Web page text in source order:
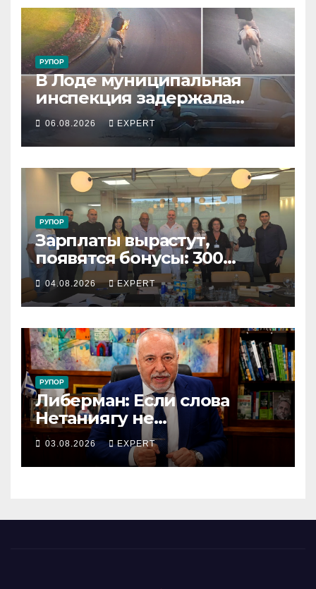
РУПОР
В Лоде муниципальная
инспекция задержала
подростка, устроившего
опасную скачку на лошади
по улицам города
06.08.2026 EXPERT
РУПОР
Зарплаты вырастут,
появятся бонусы: 300
сотрудников «Штраус»
получили новый
коллективный договор
04.08.2026 EXPERT
РУПОР
Либерман: Если слова
Нетаниягу не
предвыборный трюк, пусть
докажет это делом
03.08.2026 EXPERT